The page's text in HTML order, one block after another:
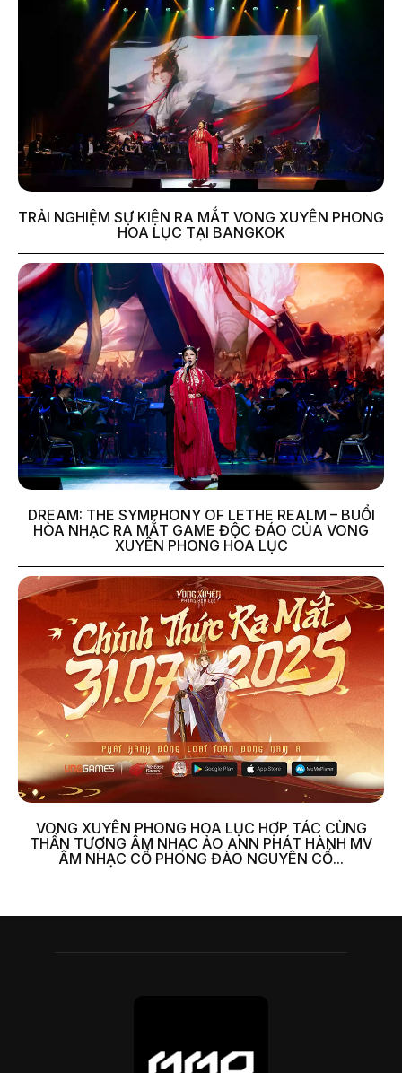
TRẢI NGHIỆM SỰ KIỆN RA MẮT VONG XUYÊN PHONG
HOA LỤC TẠI BANGKOK
DREAM: THE SYMPHONY OF LETHE REALM – BUỔI
HÒA NHẠC RA MẮT GAME ĐỘC ĐÁO CỦA VONG
XUYÊN PHONG HOA LỤC
VONG XUYÊN PHONG HOA LỤC HỢP TÁC CÙNG
THẦN TƯỢNG ÂM NHẠC ẢO ANN PHÁT HÀNH MV
ÂM NHẠC CỔ PHONG ĐÀO NGUYÊN CỐ...